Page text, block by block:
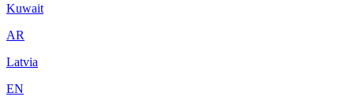
Kuwait
AR
Latvia
EN